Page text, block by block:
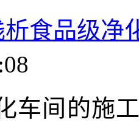
食品级净
车间的施